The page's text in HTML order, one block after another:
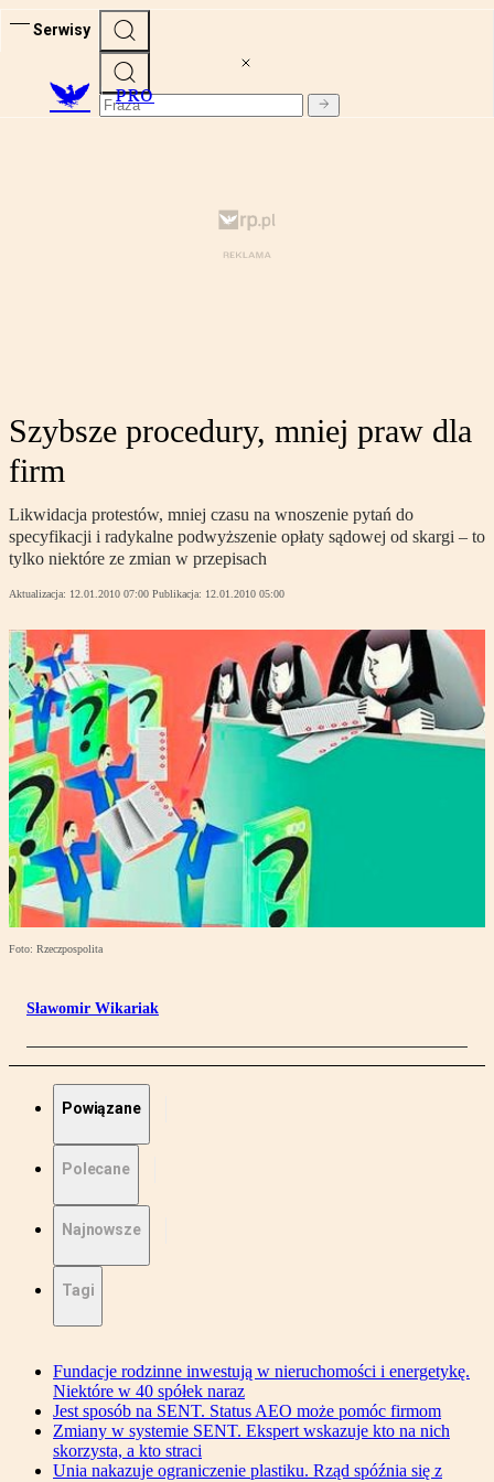
Serwisy
PRO
Szybsze procedury, mniej praw dla
firm
Likwidacja protestów, mniej czasu na wnoszenie pytań do
specyfikacji i radykalne podwyższenie opłaty sądowej od skargi – to
tylko niektóre ze zmian w przepisach
Aktualizacja: 12.01.2010 07:00 Publikacja: 12.01.2010 05:00
Foto: Rzeczpospolita
Sławomir Wikariak
Powiązane
Polecane
Najnowsze
Tagi
Fundacje rodzinne inwestują w nieruchomości i energetykę.
Niektóre w 40 spółek naraz
Jest sposób na SENT. Status AEO może pomóc firmom
Zmiany w systemie SENT. Ekspert wskazuje kto na nich
skorzysta, a kto straci
Unia nakazuje ograniczenie plastiku. Rząd spóźnia się z